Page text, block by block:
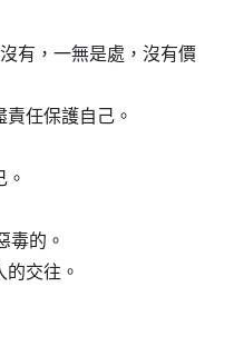
有，一無是處，沒有價
任保護自己。
毒的。
交往。